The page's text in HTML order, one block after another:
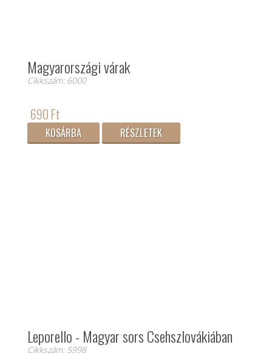
Magyarországi várak
Cikkszám: 6000
690 Ft
KOSÁRBA RÉSZLETEK
Leporello - Magyar sors Csehszlovákiában
Cikkszám: 5998